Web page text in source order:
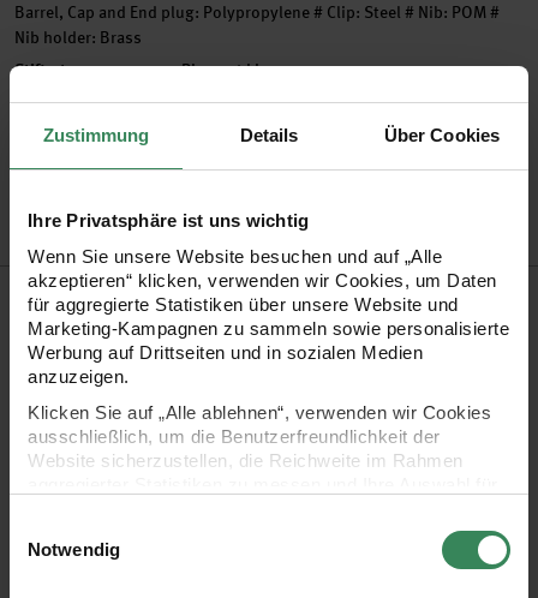
Zustimmung Details Über Cookies
Ihre Privatsphäre ist uns wichtig
Wenn Sie unsere Website besuchen und auf „Alle
akzeptieren“ klicken, verwenden wir Cookies, um Daten
für aggregierte Statistiken über unsere Website und
Marketing-Kampagnen zu sammeln sowie personalisierte
Werbung auf Drittseiten und in sozialen Medien
anzuzeigen.
Klicken Sie auf „Alle ablehnen“, verwenden wir Cookies
ausschließlich, um die Benutzerfreundlichkeit der
Website sicherzustellen, die Reichweite im Rahmen
Ihre Einwilligung ist freiwillig und kann jederzeit über den
Link „Cookie-Einstellungen“ im Fußbereich der Seite
Notwendig
Barrel, Cap and End plug: Polypropylene # Clip: Steel # Nib: POM #
Nib holder: Brass
Stiftart Pigment Liner
Stiftspitze Finelinerspitze
Artikel-Nr.3907874
Bestell-Nr.3732885
Produktbeschreibung
Pigma Micron Fineliner sind mit wasserfester,
pigmentbasierter Archivtinte ausgestattet, die dauerhaft,
lichtecht und pH-neutral ist. Die Tinte schlägt nicht durch,
trocknet schnell und ist in der Strichstärke dauerhaft stabil.
Jede Stiftspitze ist mit einer Metallhülse verstärkt und eignet